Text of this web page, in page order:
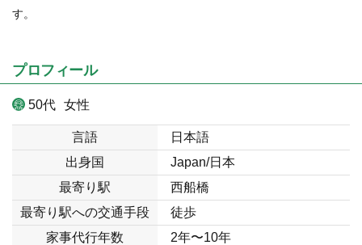
す。
プロフィール
50代 女性
言語
日本語
出身国
Japan/日本
最寄り駅
西船橋
最寄り駅への交通手段
徒歩
家事代行年数
2年〜10年